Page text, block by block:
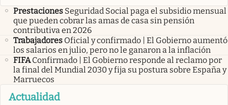
Prestaciones Seguridad Social paga el subsidio mensual
que pueden cobrar las amas de casa sin pensión
contributiva en 2026
Trabajadores Oficial y confirmado | El Gobierno aumentó
los salarios en julio, pero no le ganaron a la inflación
FIFA Confirmado | El Gobierno responde al reclamo por
la final del Mundial 2030 y fija su postura sobre España y
Marruecos
Actualidad